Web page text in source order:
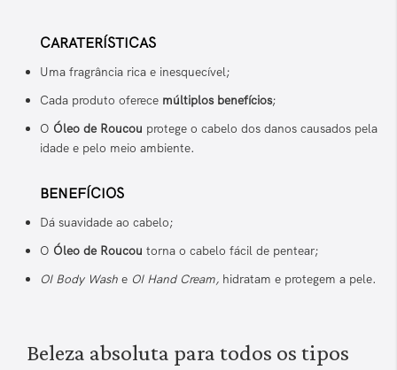
CARATERÍSTICAS
Uma fragrância rica e inesquecível;
Cada produto oferece múltiplos benefícios;
O Óleo de Roucou protege o cabelo dos danos causados pela
idade e pelo meio ambiente.
BENEFÍCIOS
Dá suavidade ao cabelo;
O Óleo de Roucou torna o cabelo fácil de pentear;
OI Body Wash e OI Hand Cream, hidratam e protegem a pele.
Beleza absoluta para todos os tipos